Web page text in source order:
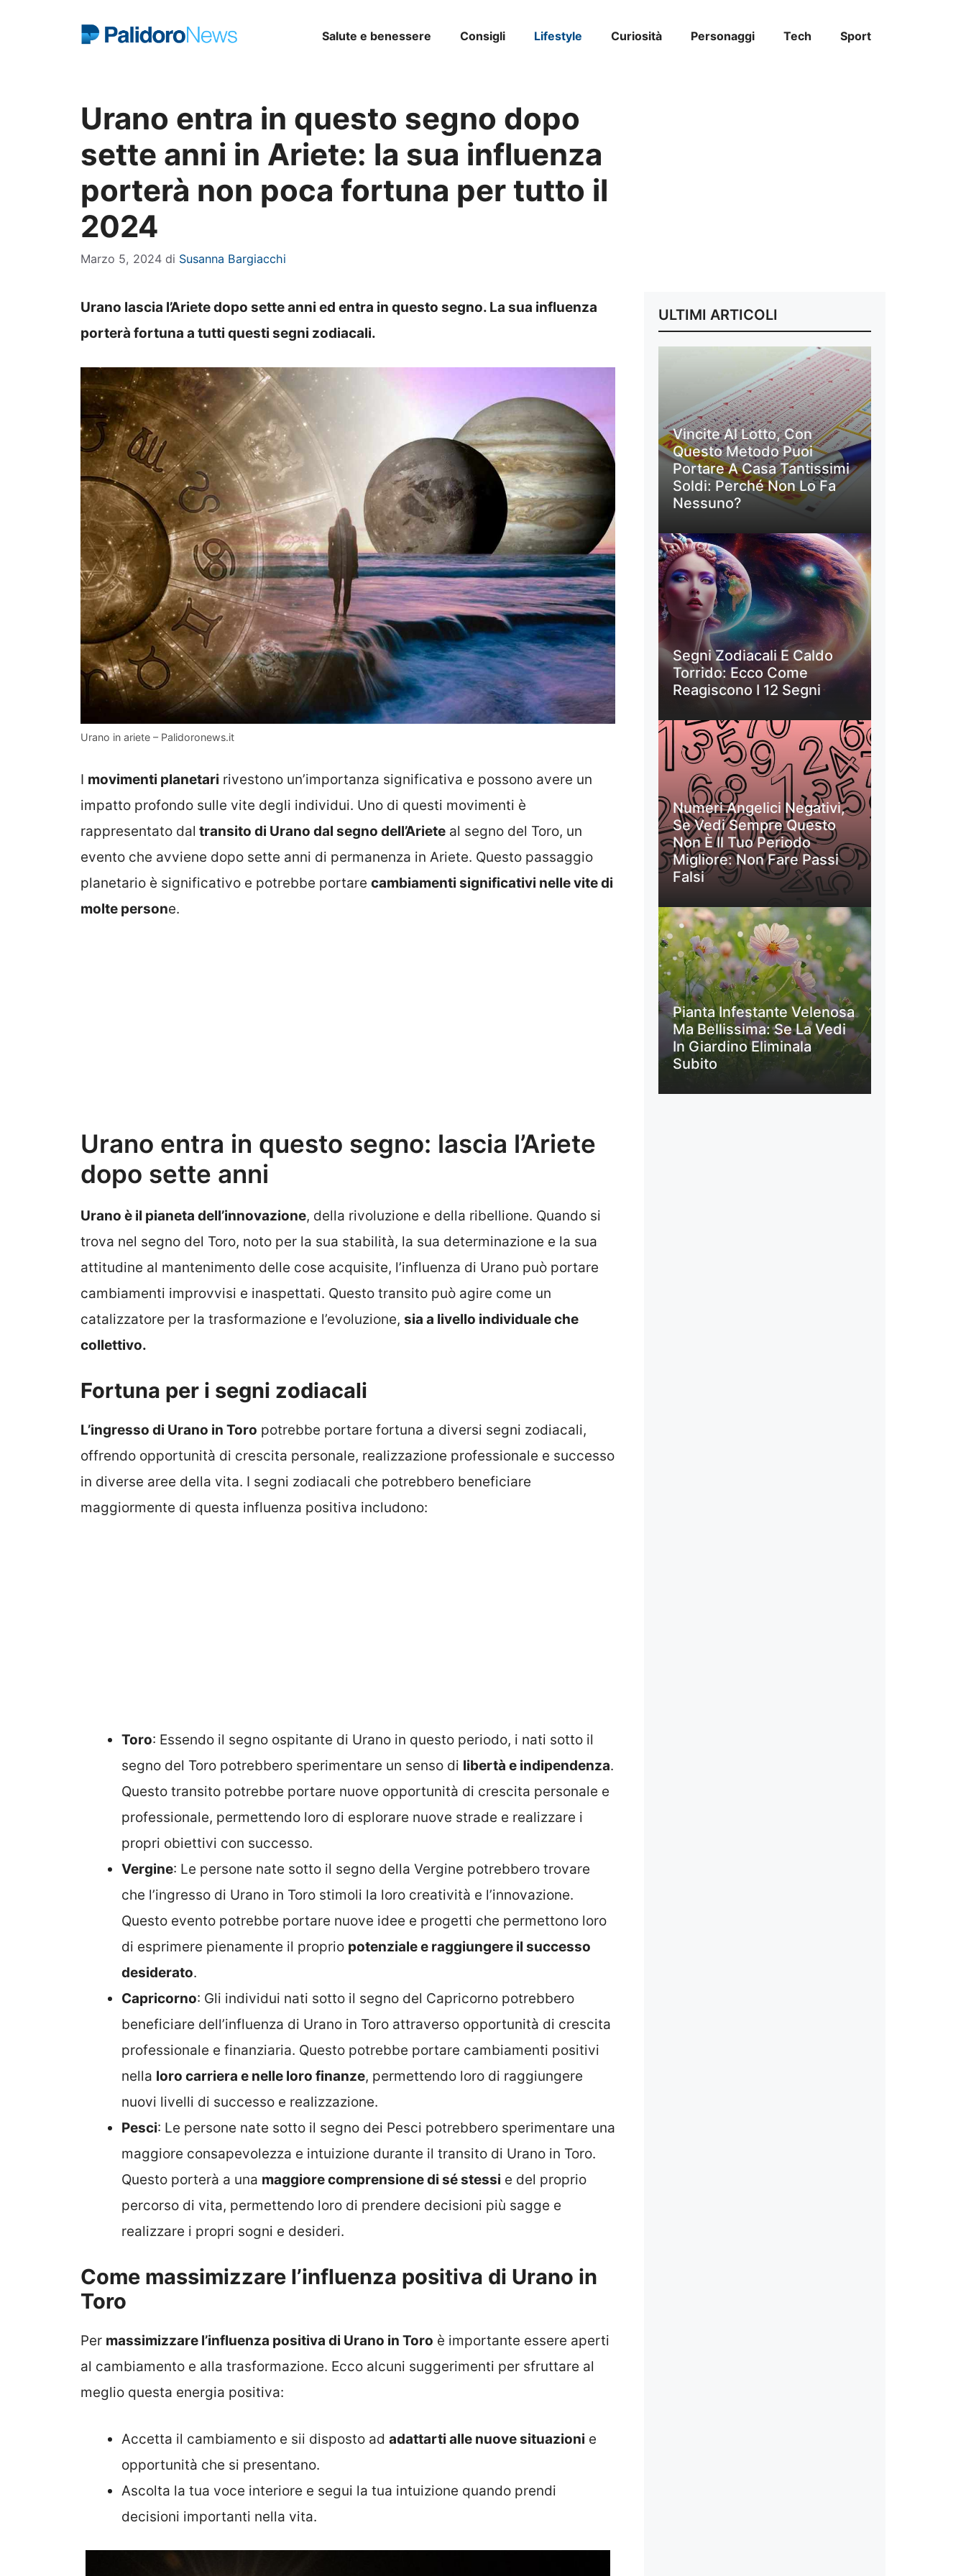
Salute e benessere Consigli Lifestyle Curiosità Personaggi Tech Sport
Urano entra in questo segno dopo
sette anni in Ariete: la sua influenza
porterà non poca fortuna per tutto il
2024
Marzo 5, 2024 di Susanna Bargiacchi
Urano lascia l’Ariete dopo sette anni ed entra in questo segno. La sua influenza
porterà fortuna a tutti questi segni zodiacali.
Urano in ariete – Palidoronews.it
I movimenti planetari rivestono un’importanza significativa e possono avere un
impatto profondo sulle vite degli individui. Uno di questi movimenti è
rappresentato dal transito di Urano dal segno dell’Ariete al segno del Toro, un
evento che avviene dopo sette anni di permanenza in Ariete. Questo passaggio
planetario è significativo e potrebbe portare cambiamenti significativi nelle vite di
molte persone.
Urano entra in questo segno: lascia l’Ariete
dopo sette anni
Urano è il pianeta dell’innovazione, della rivoluzione e della ribellione. Quando si
trova nel segno del Toro, noto per la sua stabilità, la sua determinazione e la sua
attitudine al mantenimento delle cose acquisite, l’influenza di Urano può portare
cambiamenti improvvisi e inaspettati. Questo transito può agire come un
catalizzatore per la trasformazione e l’evoluzione, sia a livello individuale che
collettivo.
Fortuna per i segni zodiacali
L’ingresso di Urano in Toro potrebbe portare fortuna a diversi segni zodiacali,
offrendo opportunità di crescita personale, realizzazione professionale e successo
in diverse aree della vita. I segni zodiacali che potrebbero beneficiare
maggiormente di questa influenza positiva includono:
Toro: Essendo il segno ospitante di Urano in questo periodo, i nati sotto il
segno del Toro potrebbero sperimentare un senso di libertà e indipendenza.
Questo transito potrebbe portare nuove opportunità di crescita personale e
professionale, permettendo loro di esplorare nuove strade e realizzare i
propri obiettivi con successo.
Vergine: Le persone nate sotto il segno della Vergine potrebbero trovare
che l’ingresso di Urano in Toro stimoli la loro creatività e l’innovazione.
Questo evento potrebbe portare nuove idee e progetti che permettono loro
di esprimere pienamente il proprio potenziale e raggiungere il successo
desiderato.
Capricorno: Gli individui nati sotto il segno del Capricorno potrebbero
beneficiare dell’influenza di Urano in Toro attraverso opportunità di crescita
professionale e finanziaria. Questo potrebbe portare cambiamenti positivi
nella loro carriera e nelle loro finanze, permettendo loro di raggiungere
nuovi livelli di successo e realizzazione.
Pesci: Le persone nate sotto il segno dei Pesci potrebbero sperimentare una
maggiore consapevolezza e intuizione durante il transito di Urano in Toro.
Questo porterà a una maggiore comprensione di sé stessi e del proprio
percorso di vita, permettendo loro di prendere decisioni più sagge e
realizzare i propri sogni e desideri.
Come massimizzare l’influenza positiva di Urano in
Toro
Per massimizzare l’influenza positiva di Urano in Toro è importante essere aperti
al cambiamento e alla trasformazione. Ecco alcuni suggerimenti per sfruttare al
meglio questa energia positiva:
Accetta il cambiamento e sii disposto ad adattarti alle nuove situazioni e
opportunità che si presentano.
Ascolta la tua voce interiore e segui la tua intuizione quando prendi
decisioni importanti nella vita.
ULTIMI ARTICOLI
Vincite Al Lotto, Con
Questo Metodo Puoi
Portare A Casa Tantissimi
Soldi: Perché Non Lo Fa
Nessuno?
Segni Zodiacali E Caldo
Torrido: Ecco Come
Reagiscono I 12 Segni
Numeri Angelici Negativi,
Se Vedi Sempre Questo
Non È Il Tuo Periodo
Migliore: Non Fare Passi
Falsi
Pianta Infestante Velenosa
Ma Bellissima: Se La Vedi
In Giardino Eliminala
Subito